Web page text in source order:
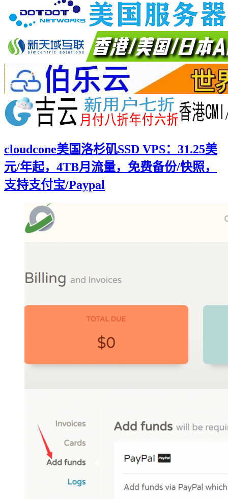
cloudcone美国洛杉矶SSD VPS：31.25美
元/年起，4TB月流量，免费备份/快照，
支持支付宝/Paypal